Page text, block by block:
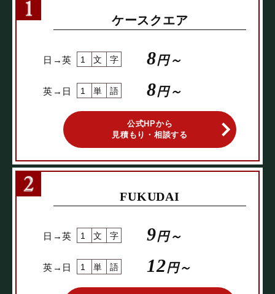
ケースクエア
日→英 1文字 8円～
英→日 1単語 8円～
公式HPから
見積もり・相談する
FUKUDAI
日→英 1文字 9円～
英→日 1単語 12円～